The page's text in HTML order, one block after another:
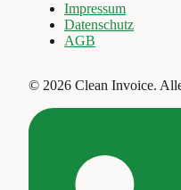
Impressum
Datenschutz
AGB
© 2026 Clean Invoice.